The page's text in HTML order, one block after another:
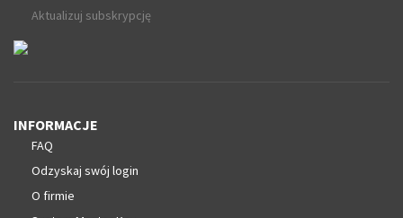
Aktualizuj subskrypcję
INFORMACJE
FAQ
Odzyskaj swój login
O firmie